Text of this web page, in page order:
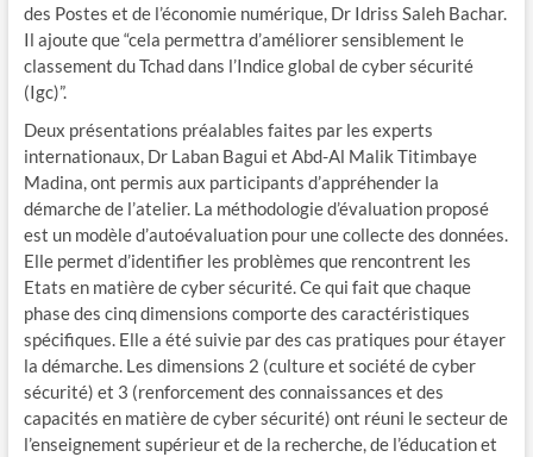
des Postes et de l’économie numérique, Dr Idriss Saleh Bachar.
Il ajoute que “cela permettra d’améliorer sensiblement le
classement du Tchad dans l’Indice global de cyber sécurité
(Igc)”.
Deux présentations préalables faites par les experts
internationaux, Dr Laban Bagui et Abd-Al Malik Titimbaye
Madina, ont permis aux participants d’appréhender la
démarche de l’atelier. La méthodologie d’évaluation proposé
est un modèle d’autoévaluation pour une collecte des données.
Elle permet d’identifier les problèmes que rencontrent les
Etats en matière de cyber sécurité. Ce qui fait que chaque
phase des cinq dimensions comporte des caractéristiques
spécifiques. Elle a été suivie par des cas pratiques pour étayer
la démarche. Les dimensions 2 (culture et société de cyber
sécurité) et 3 (renforcement des connaissances et des
capacités en matière de cyber sécurité) ont réuni le secteur de
l’enseignement supérieur et de la recherche, de l’éducation et